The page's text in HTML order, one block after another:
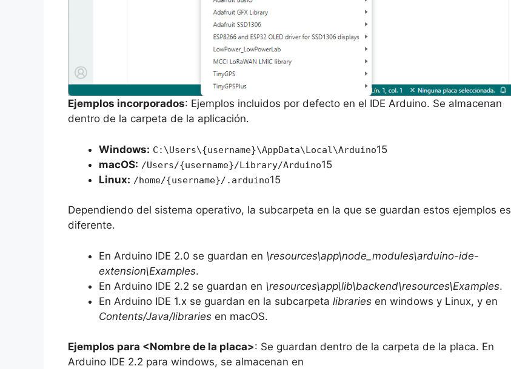
Ejemplos incorporados: Ejemplos incluidos por defecto en el IDE Arduino. Se almacenan
dentro de la carpeta de la aplicación.
Windows: C:\Users\{username}\AppData\Local\Arduino15
macOS: /Users/{username}/Library/Arduino15
Linux: /home/{username}/.arduino15
Dependiendo del sistema operativo, la subcarpeta en la que se guardan estos ejemplos es
diferente.
En Arduino IDE 2.0 se guardan en \resources\app\node_modules\arduino-ide-
extension\Examples.
En Arduino IDE 2.2 se guardan en \resources\app\lib\backend\resources\Examples.
En Arduino IDE 1.x se guardan en la subcarpeta libraries en windows y Linux, y en
Contents/Java/libraries en macOS.
Ejemplos para <Nombre de la placa>: Se guardan dentro de la carpeta de la placa. En
Arduino IDE 2.2 para windows, se almacenan en